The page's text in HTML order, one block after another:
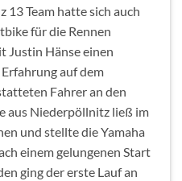
13 Team hatte sich auch
für die Rennen
Justin Hänse einen
auf dem
Fahrer an den
aus Niederpöllnitz ließ im
und stellte die Yamaha
einem gelungenen Start
ging der erste Lauf an